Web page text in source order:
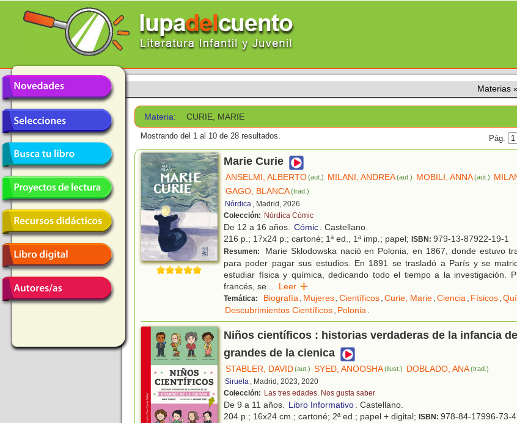
Materias
Materia: CURIE, MARIE
Mostrando del 1 al 10 de 28 resultados. Pág.
Marie Curie
ANSELMI, ALBERTO(aut.) MILANI, ANDREA(aut.) MOBILI, ANNA(aut.)
GAGO, BLANCA(trad.)
Nórdica , Madrid, 2026
Colección: Nórdica Cómic
De 12 a 16 años. Cómic. Castellano.
216 p.; 17x24 p.; cartoné; 1ª ed., 1ª imp.; papel; ISBN: 979-13-87922-19-1
Resumen:
Marie Sklodowska nació en Polonia, en 1867, donde estuvo
para poder pagar sus estudios. En 1891 se trasladó a París y se
estudiar física y química, dedicando todo el tiempo a la investigación.
francés, se... Leer
Temática: Biografía, Mujeres,Científicos,Curie, Marie,Ciencia, Físicos,
Descubrimientos Científicos, Polonia.
Niños científicos : historias verdaderas de la infancia
grandes de la cienica
STABLER, DAVID(aut.) SYED, ANOOSHA(ilust.) DOBLADO, ANA(trad.)
Siruela , Madrid, 2023, 2020
Colección: Las tres edades. Nos gusta saber
De 9 a 11 años. Libro Informativo. Castellano.
204 p.; 16x24 cm.; cartoné; 2ª ed.; papel + digital; ISBN: 978-84-17996-73-4